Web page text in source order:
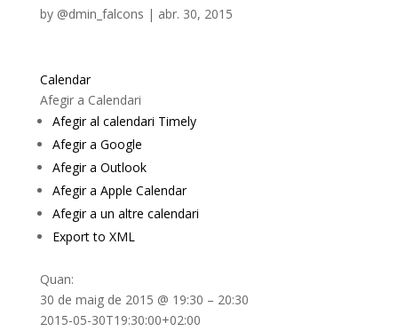
by @dmin_falcons | abr. 30, 2015
Calendar
Afegir a Calendari
Afegir al calendari Timely
Afegir a Google
Afegir a Outlook
Afegir a Apple Calendar
Afegir a un altre calendari
Export to XML
Quan:
30 de maig de 2015 @ 19:30 – 20:30
2015-05-30T19:30:00+02:00